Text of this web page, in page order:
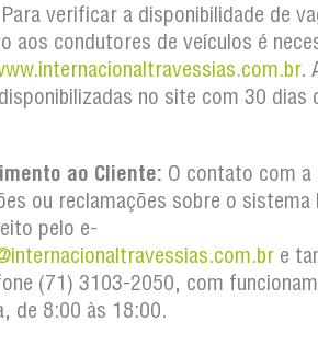
Para verificar a disponibilidade de
aos condutores de veículos é
.
no site com 30 dias
ao Cliente: O contato com a
ou reclamações sobre o sistema
pelo e-
e
(71) 3103-2050, com
de 8:00 às 18:00.